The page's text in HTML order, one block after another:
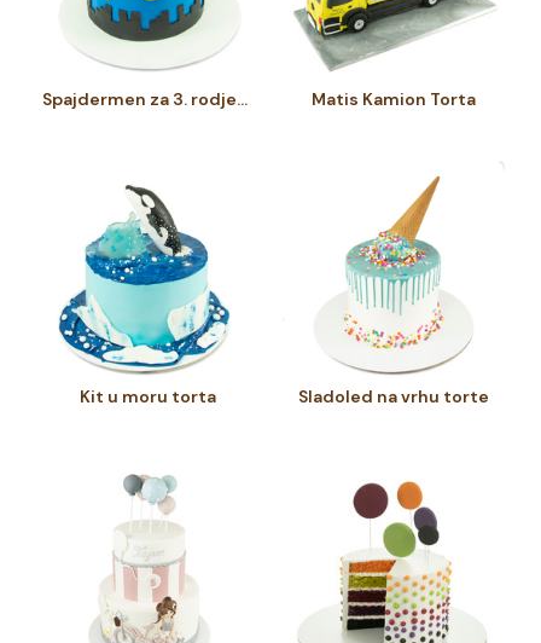
Spajdermen za 3. rodjendan Matis Kamion Torta
Kit u moru torta Sladoled na vrhu torte